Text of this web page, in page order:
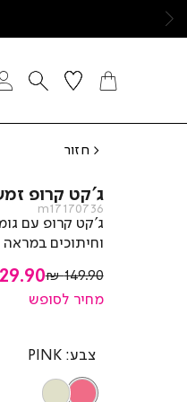
חזור
ג’קט קרופ
m17170736
ג’קט קרופ עם
וחיתוכים במראה
מחיר
מוצר
₪
מחיר
149.90 ₪
מחיר לסופש
צבע PINK
PINK
STONE